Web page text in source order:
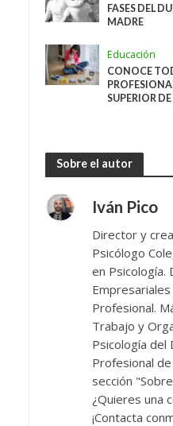
FASES DEL
MADRE
Educación
CONOCE
SUPERIOR
Sobre el autor
Iván Pico
Director y
Psicólogo
en Psicología.
Profesional.
Trabajo y
Psicología
Profesional
sección
¿Quieres una
¡Contacta